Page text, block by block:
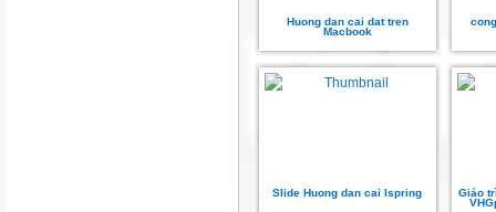
Huong dan cai dat tren
Macbook
Slide Huong dan cai Ispring
Giáo